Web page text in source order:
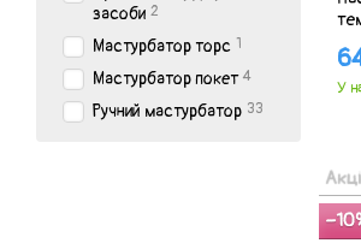
У
засоби 2
Мастурбатор торс 1
Мастурбатор покет 4
Ручний мастурбатор 33